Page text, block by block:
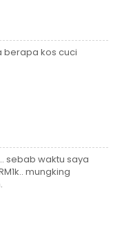
berapa kos cuci
sebab waktu saya
mungking